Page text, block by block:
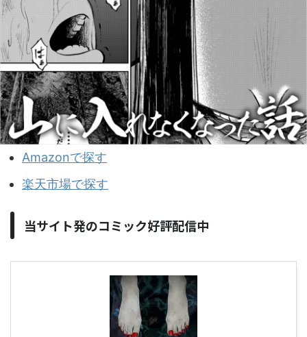
Amazonで探す
楽天市場で探す
当サイト発のコミック好評配信中